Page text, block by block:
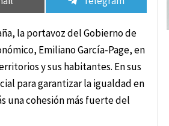
la portavoz del Gobierno de
Emiliano García-Page, en
y sus habitantes. En sus
para garantizar la igualdad en
una cohesión más fuerte del